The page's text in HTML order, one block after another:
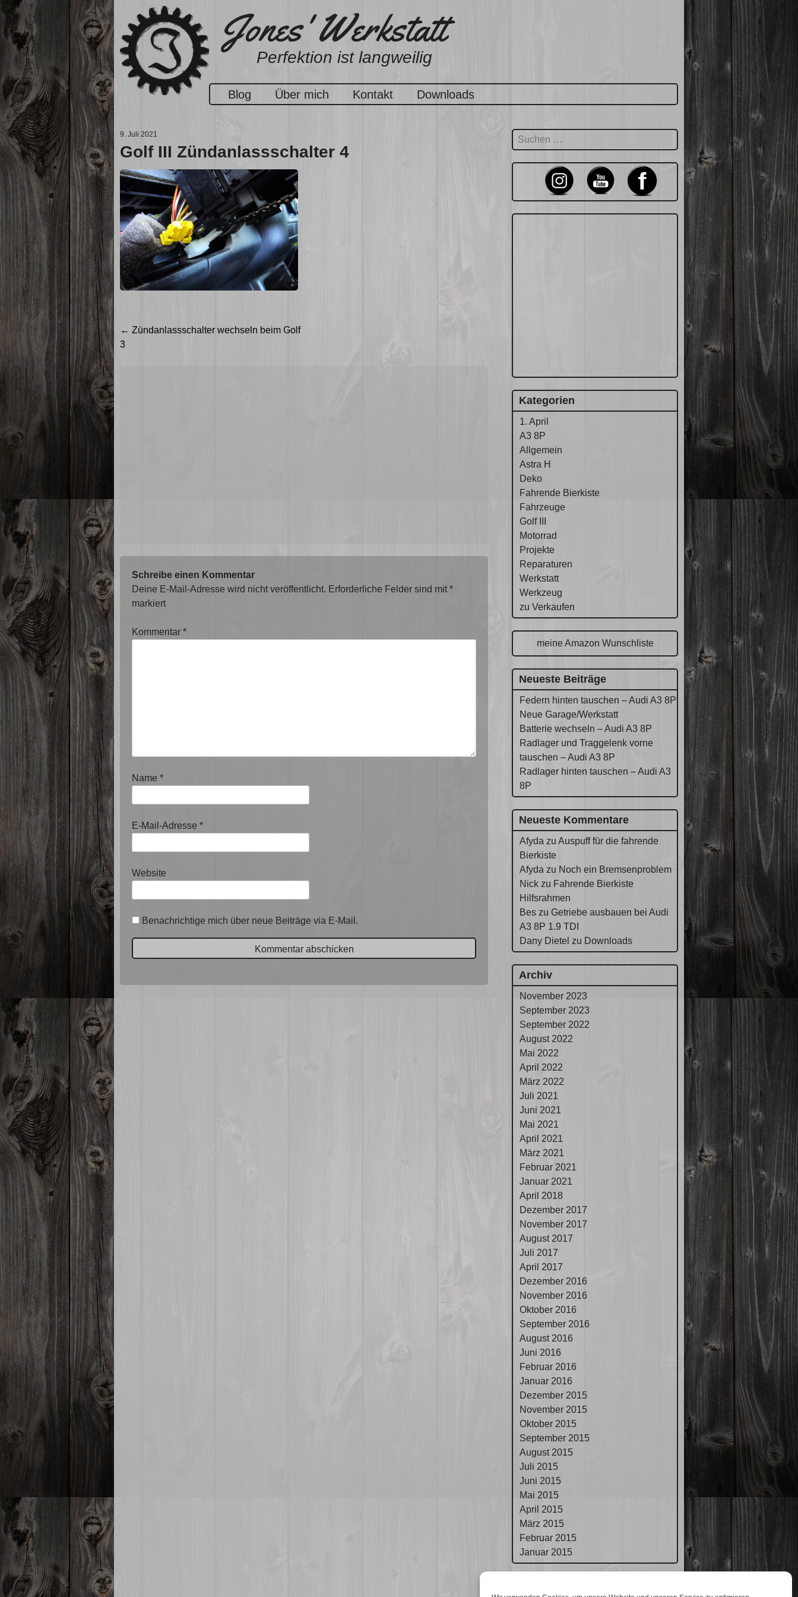
springen
Jones' Werkstatt
Perfektion ist langweilig
Blog Über mich Kontakt Downloads
9. Juli 2021
Golf III Zündanlassschalter 4
Beitragsnavigation
← Zündanlassschalter wechseln beim Golf
3
Schreibe einen Kommentar
Deine E-Mail-Adresse wird nicht veröffentlicht. Erforderliche Felder sind mit*
markiert
Kommentar *
Name *
E-Mail-Adresse *
Website
Benachrichtige mich über neue Beiträge via E-Mail.
Suchen
nach:
Kategorien
1. April
A3 8P
Allgemein
Astra H
Deko
Fahrende Bierkiste
Fahrzeuge
Golf III
Motorrad
Projekte
Reparaturen
Werkstatt
Werkzeug
zu Verkaufen
meine Amazon Wunschliste
Neueste Beiträge
Federn hinten tauschen – Audi A3 8P
Neue Garage/Werkstatt
Batterie wechseln – Audi A3 8P
Radlager und Traggelenk vorne
tauschen – Audi A3 8P
Radlager hinten tauschen – Audi A3
8P
Neueste Kommentare
Afyda zu Auspuff für die fahrende
Bierkiste
Afyda zu Noch ein Bremsenproblem
Nick zu Fahrende Bierkiste
Hilfsrahmen
Bes zu Getriebe ausbauen bei Audi
A3 8P 1.9 TDI
Dany Dietel zu Downloads
Archiv
November 2023
September 2023
September 2022
August 2022
Mai 2022
April 2022
März 2022
Juli 2021
Juni 2021
Mai 2021
April 2021
März 2021
Februar 2021
Januar 2021
April 2018
Dezember 2017
November 2017
August 2017
Juli 2017
April 2017
Dezember 2016
November 2016
Oktober 2016
September 2016
August 2016
Juni 2016
Februar 2016
Januar 2016
Dezember 2015
November 2015
Oktober 2015
September 2015
August 2015
Juli 2015
Juni 2015
Mai 2015
April 2015
März 2015
Februar 2015
Januar 2015